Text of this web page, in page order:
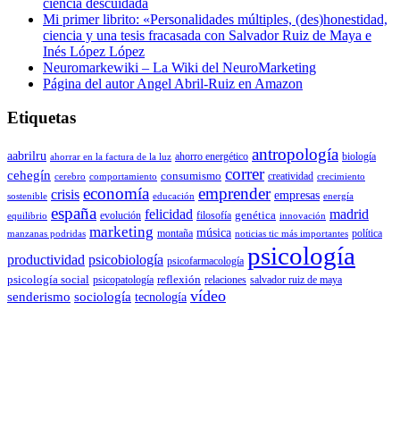
Mi primer librito: «Personalidades múltiples, (des)honestidad,
ciencia y una tesis fracasada con Salvador Ruiz de Maya e
Inés López López
Neuromarkewiki – La Wiki del NeuroMarketing
Página del autor Angel Abril-Ruiz en Amazon
Etiquetas
aabrilru ahorrar en la factura de la luz ahorro energético antropología biología
cehegín cerebro comportamiento consumismo correr creatividad crecimiento
sostenible crisis economía educación emprender empresas energía
equilibrio españa evolución felicidad filosofía genética innovación madrid
manzanas podridas marketing montaña música noticias tic más importantes política
productividad psicobiología psicofarmacología psicología
psicología social psicopatología reflexión relaciones salvador ruiz de maya
senderismo sociología tecnología vídeo